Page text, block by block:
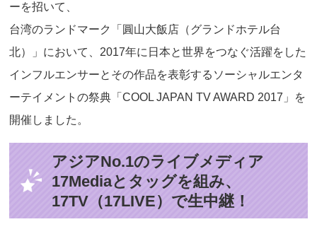
ーを招いて、
台湾のランドマーク「圓山大飯店（グランドホテル台
北）」において、2017年に日本と世界をつなぐ活躍をした
インフルエンサーとその作品を表彰するソーシャルエンタ
ーテイメントの祭典「COOL JAPAN TV AWARD 2017」を
開催しました。
アジアNo.1のライブメディア
17Mediaとタッグを組み、
17TV（17LIVE）で生中継！